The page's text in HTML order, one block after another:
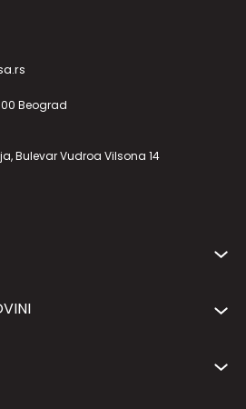
Beograd
Bulevar Vudroa Vilsona 14